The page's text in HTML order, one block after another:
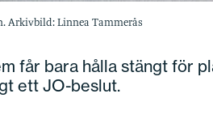
Arkivbild: Linnea Tammerås
får bara hålla stängt för
ett JO-beslut.